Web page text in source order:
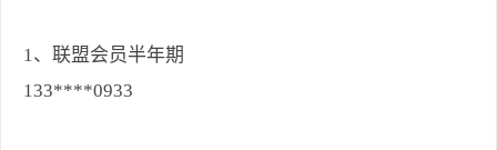
1、联盟会员半年期
133****0933